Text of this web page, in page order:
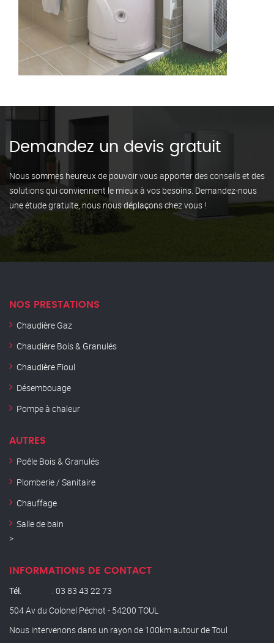
Demandez un devis gratuit
Nous sommes heureux de pouvoir vous apporter des conseils et des
solutions qui conviennent le mieux à vos besoins. Demandez-nous
une étude gratuite, nous nous déplaçons chez vous !
NOS PRESTATIONS
Chaudière Gaz
Chaudière Bois & Granulés
Chaudière Fioul
Désembouage
Pompe à chaleur
AUTRES
Poêle Bois & Granulés
Plomberie / Sanitaire
Chauffage
Salle de bain
>
INFORMATIONS DE CONTACT
Tél.
: 03 83 43 22 73
504 Av du Colonel Péchot - 54200 TOUL
Nous intervenons dans un rayon de 100km autour de Toul